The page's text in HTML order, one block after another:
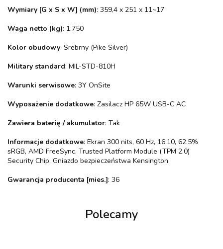
Wymiary [G x S x W] (mm): 359,4 x 251 x 11~17
Waga netto (kg): 1.750
Kolor obudowy: Srebrny (Pike Silver)
Military standard: MIL-STD-810H
Warunki serwisowe: 3Y OnSite
Wyposażenie dodatkowe: Zasilacz HP 65W USB-C AC
Zawiera baterię / akumulator: Tak
Informacje dodatkowe: Ekran 300 nits, 60 Hz, 16:10, 62.5%
sRGB, AMD FreeSync, Trusted Platform Module (TPM 2.0)
Security Chip, Gniazdo bezpieczeństwa Kensington
Gwarancja producenta [mies.]: 36
Polecamy